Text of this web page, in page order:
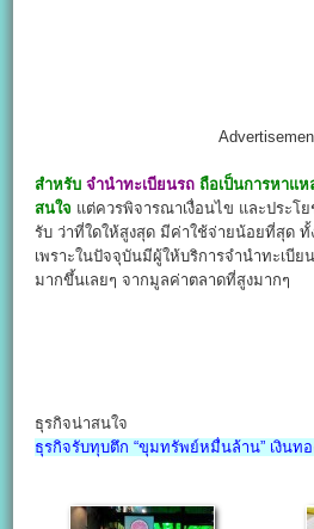
สำหรับ จํานําทะเบียนรถ ถือเป็นการหาแ
สนใจ แต่ควรพิจารณาเงื่อนไข และประโ
รับ ว่าที่ใดให้สูงสุด มีค่าใช้จ่ายน้อยที่สุด
เพราะในปัจจุบันมีผู้ให้บริการจำนำทะเบี
มากขึ้นเลยๆ จากมูลค่าตลาดที่สูงมากๆ
ธุรกิจน่าสนใจ
ธุรกิจรับทุบตึก “ขุมทรัพย์หมื่นล้าน” เงินท